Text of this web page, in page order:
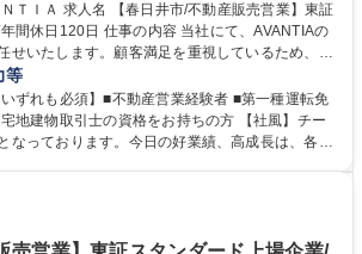
産販売営業】東証
容 当社にて、AVANTIAの
せいたします。顧客満足を重視しているため、お
幅広い案件をご紹介し、納得のいく形のトータル
の分譲住宅販売 ■
のご相談・各種書類作成 ■条件を踏まえた契約～
種 【春日井市/不動産販売営
等
必須】■不動産営業経験者 ■第一種運転免
物取引士の資格をお持ちの方 【社風】チー
なっております。今日の好業績、高成長は、各部
ら業務を遂行しています。 学歴・資格 学
専修学校 高校 語学力： 資格：